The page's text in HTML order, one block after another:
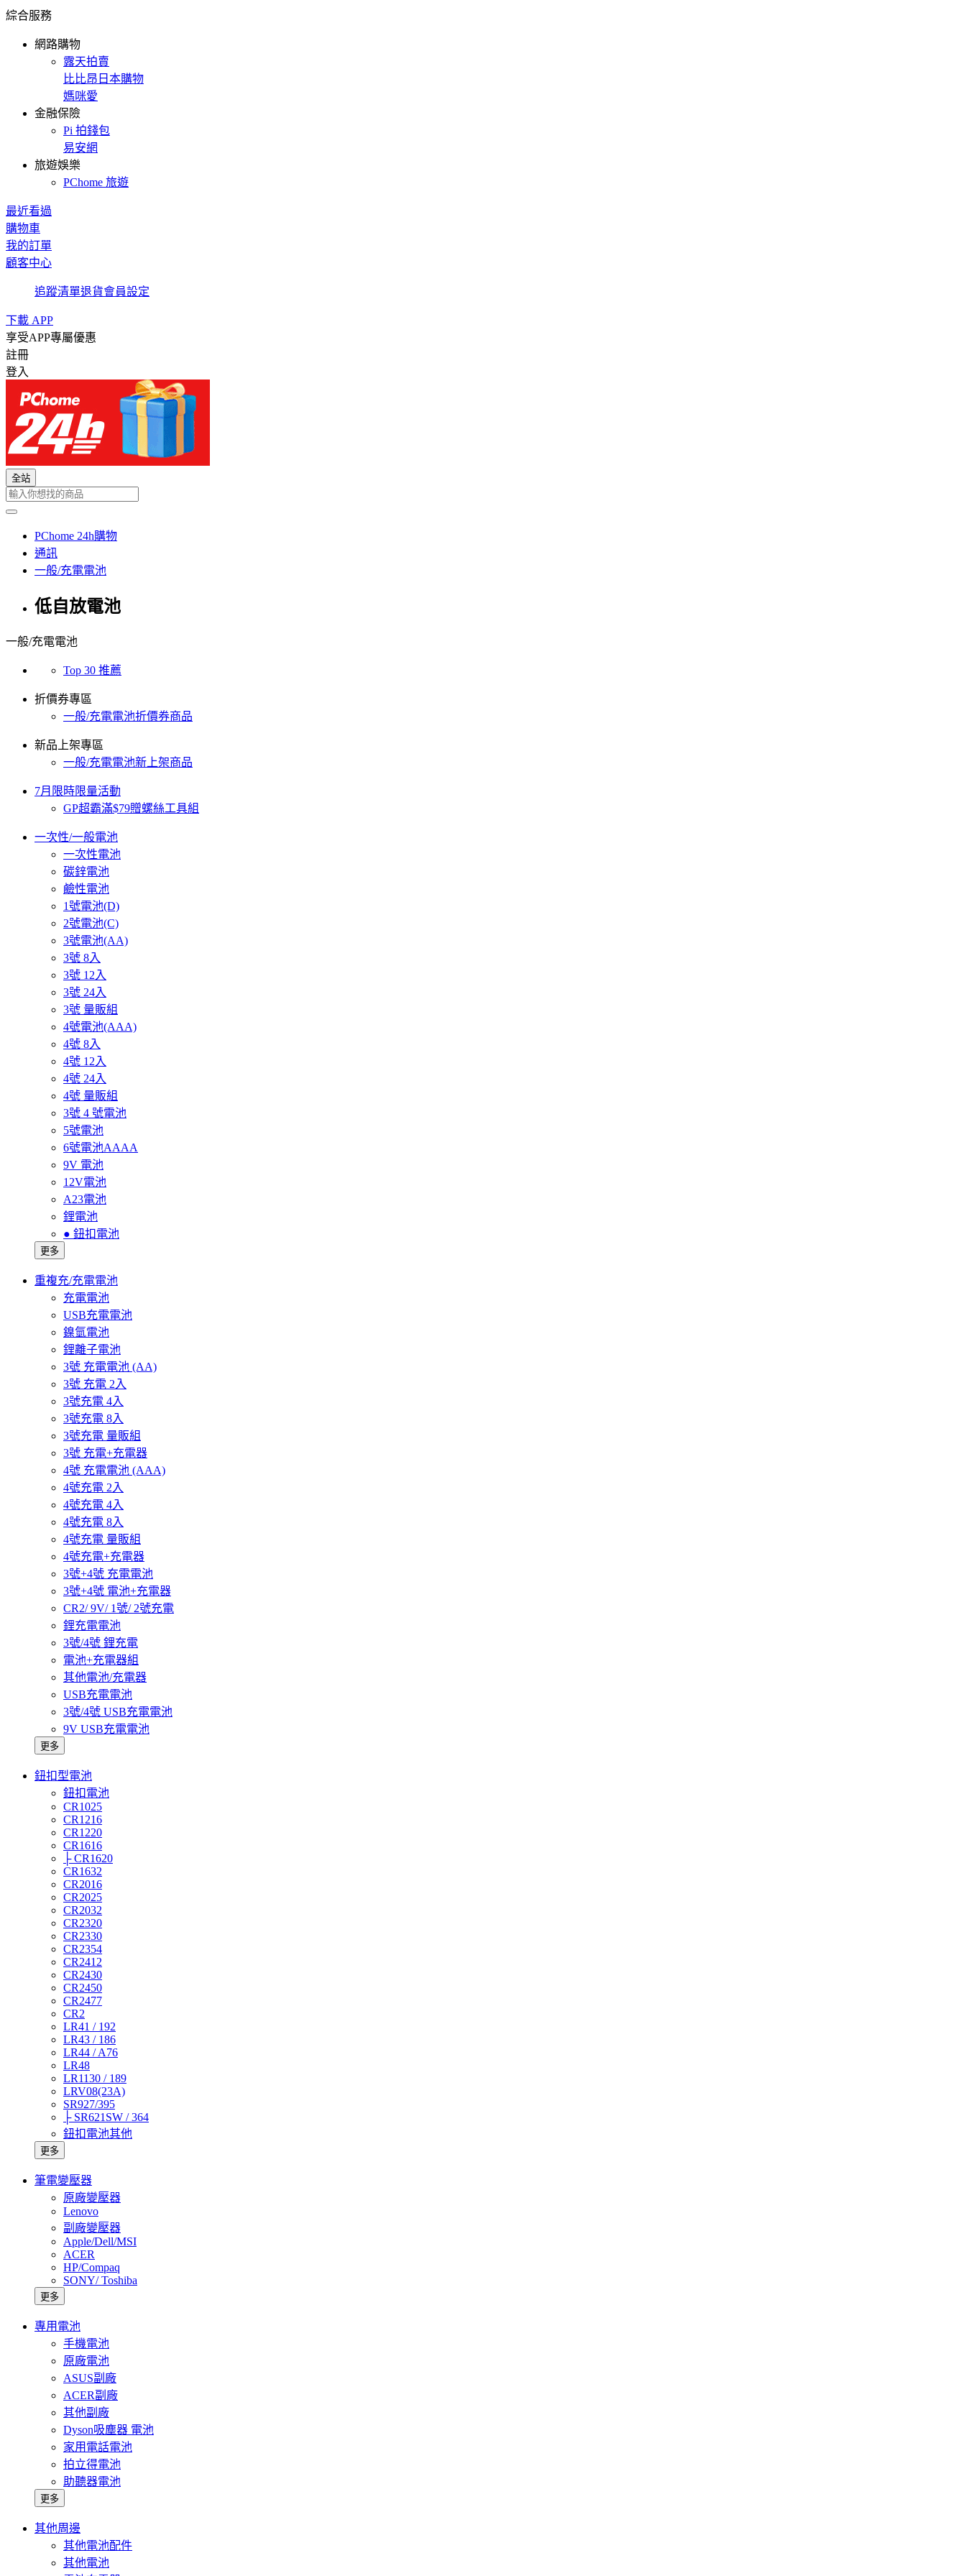
綜合服務
網路購物
露天拍賣
比比昂日本購物
媽咪愛
金融保險
Pi 拍錢包
易安網
旅遊娛樂
PChome 旅遊
最近看過
購物車
我的訂單
顧客中心
追蹤清單退貨會員設定
下載 APP
享受APP專屬優惠
註冊
登入
全站
PChome 24h購物
通訊
一般/充電電池
低自放電池
一般/充電電池
Top 30 推薦
折價券專區
一般/充電電池折價券商品
新品上架專區
一般/充電電池新上架商品
7月限時限量活動
GP超霸滿$79贈螺絲工具組
一次性/一般電池
一次性電池
碳鋅電池
鹼性電池
1號電池(D)
2號電池(C)
3號電池(AA)
3號 8入
3號 12入
3號 24入
3號 量販組
4號電池(AAA)
4號 8入
4號 12入
4號 24入
4號 量販組
3號 4 號電池
5號電池
6號電池AAAA
9V 電池
12V電池
A23電池
鋰電池
● 鈕扣電池
更多
重複充/充電電池
充電電池
USB充電電池
鎳氫電池
鋰離子電池
3號 充電電池 (AA)
3號 充電 2入
3號充電 4入
3號充電 8入
3號充電 量販組
3號 充電+充電器
4號 充電電池 (AAA)
4號充電 2入
4號充電 4入
4號充電 8入
4號充電 量販組
4號充電+充電器
3號+4號 充電電池
3號+4號 電池+充電器
CR2/ 9V/ 1號/ 2號充電
鋰充電電池
3號/4號 鋰充電
電池+充電器組
其他電池/充電器
USB充電電池
3號/4號 USB充電電池
9V USB充電電池
更多
鈕扣型電池
鈕扣電池
CR1025
CR1216
CR1220
CR1616
├ CR1620
CR1632
CR2016
CR2025
CR2032
CR2320
CR2330
CR2354
CR2412
CR2430
CR2450
CR2477
CR2
LR41 / 192
LR43 / 186
LR44 / A76
LR48
LR1130 / 189
LRV08(23A)
SR927/395
├ SR621SW / 364
鈕扣電池其他
更多
筆電變壓器
原廠變壓器
Lenovo
副廠變壓器
Apple/Dell/MSI
ACER
HP/Compaq
SONY/ Toshiba
更多
專用電池
手機電池
原廠電池
ASUS副廠
ACER副廠
其他副廠
Dyson吸塵器 電池
家用電話電池
拍立得電池
助聽器電池
更多
其他周邊
其他電池配件
其他電池